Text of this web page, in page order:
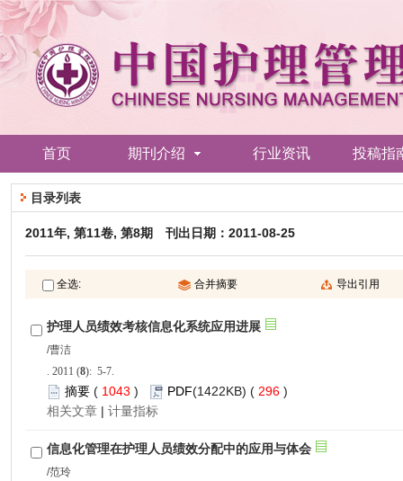
): 5-7.
1043 ) 296 )
|